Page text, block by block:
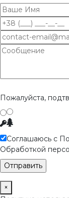
Пожалуйста,
Соглашаюсь с
Обработкой
×